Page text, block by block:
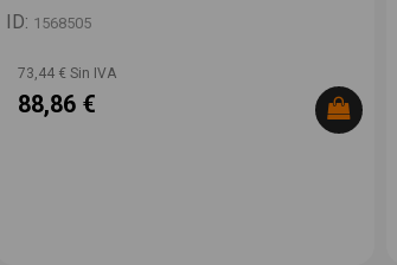
ID: 1568505
73,44 € Sin IVA
88,86 €